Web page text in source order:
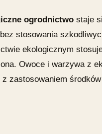
ogrodnictwo staje
stosowania
ekologicznym
Owoce i warzywa z
z zastosowaniem